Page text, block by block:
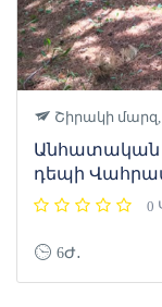
Շիրակի մարզ,
Անհատական
դեպի
0
6Ժ․